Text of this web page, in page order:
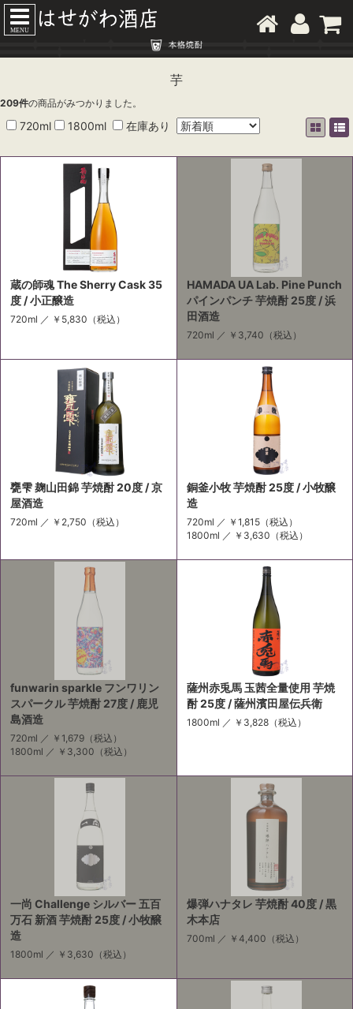
MENU
芋
209件の商品がみつかりました。
720ml 1800ml 在庫あり
蔵の師魂 The Sherry Cask 35
度 / 小正醸造
720ml ／ ￥5,830 （税込）
HAMADA UA Lab. Pine Punch
パインパンチ 芋焼酎 25度 / 浜
田酒造
720ml ／ ￥3,740 （税込）
甕雫 麹山田錦 芋焼酎 20度 / 京
屋酒造
720ml ／ ￥2,750 （税込）
銅釜小牧 芋焼酎 25度 / 小牧醸
造
720ml ／ ￥1,815（税込）
1800ml ／ ￥3,630 （税込）
funwarin sparkle フンワリン
スパークル 芋焼酎 27度 / 鹿児
島酒造
720ml ／ ￥1,679 （税込）
1800ml ／ ￥3,300 （税込）
薩州赤兎馬 玉茜全量使用 芋焼
酎 25度 / 薩州濱田屋伝兵衛
1800ml ／ ￥3,828（税込）
一尚 Challenge シルバー 五百
万石 新酒 芋焼酎 25度 / 小牧醸
造
1800ml ／ ￥3,630 （税込）
爆弾ハナタレ 芋焼酎 40度 / 黒
木本店
700ml ／ ￥4,400 （税込）